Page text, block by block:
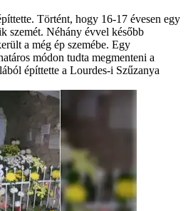
Történt, hogy 16-17 évesen egy
szemét. Néhány évvel később
a még ép szemébe. Egy
módon tudta megmenteni a
építtette a Lourdes-i Szűzanya